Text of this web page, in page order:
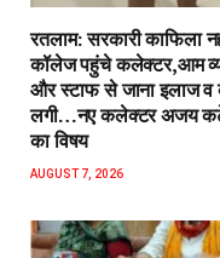
रतलाम: सरकारी काफिला
कॉलेज पहुंचे कलेक्टर,आम
और स्टाफ से जाना इलाज व
लगी…नए कलेक्टर अजय
का विषय
AUGUST 7, 2026